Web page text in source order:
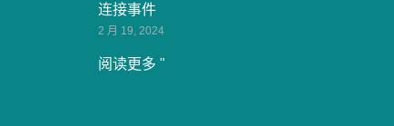
连接事件
2 月 19, 2024
阅读更多 "